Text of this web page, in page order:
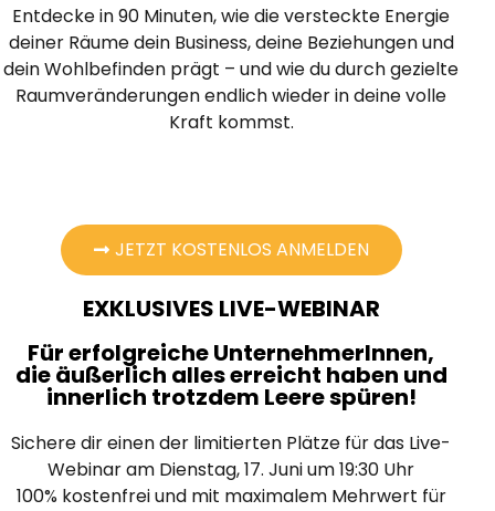
Entdecke in 90 Minuten, wie die versteckte Energie
deiner Räume dein Business, deine Beziehungen und
dein Wohlbefinden prägt – und wie du durch gezielte
Raumveränderungen endlich wieder in deine volle
Kraft kommst.
JETZT KOSTENLOS ANMELDEN
EXKLUSIVES LIVE-WEBINAR
Für erfolgreiche UnternehmerInnen,
die äußerlich alles erreicht haben und
innerlich trotzdem Leere spüren!
Sichere dir einen der limitierten Plätze für das Live-
Webinar am Dienstag, 17. Juni um 19:30 Uhr
100% kostenfrei und mit maximalem Mehrwert für